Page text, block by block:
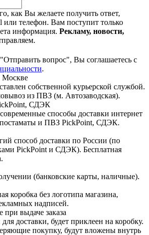
как Вы желаете получить ответ,
или телефон. Вам поступит только
информация. Рекламу, новости,
вопрос", Вы соглашаетесь с
.
Москве
собственной курьерской службой.
из ПВЗ (м. Автозаводская).
СДЭК
способы доставки интернет
постаматы и ПВЗ PickPoint, СДЭК.
способ доставки по России (по
PickPoint и СДЭК). Бесплатная
(банковские карты, наличные).
коробка без логотипа магазина,
надписей.
выдаче заказа
доставки, будет приклеен на коробку.
покупку, будут вложены внутрь